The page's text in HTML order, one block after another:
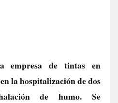
empresa de tintas en
la hospitalización de dos
de humo. Se